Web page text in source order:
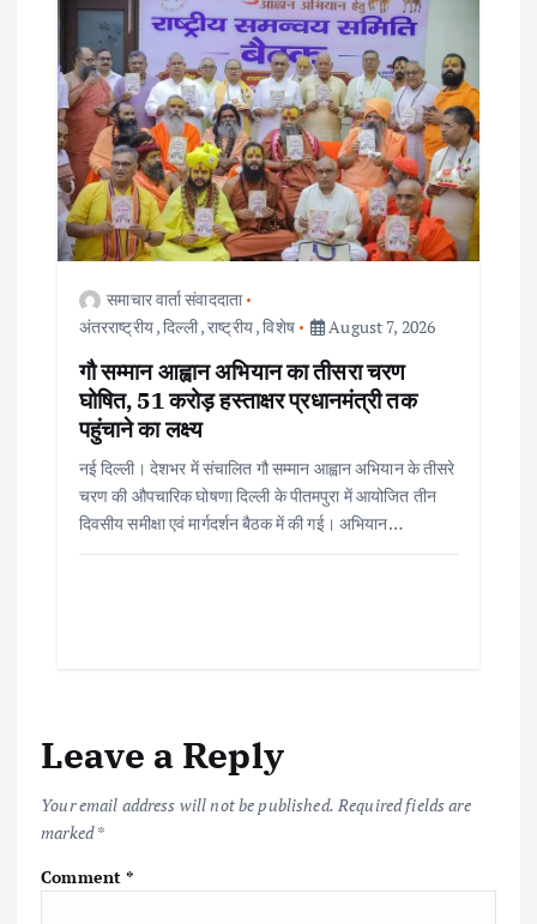
समाचार वार्ता संवाददाता
अंतरराष्ट्रीय,दिल्ली,राष्ट्रीय,विशेष August 7, 2026
गौ सम्मान आह्वान अभियान का तीसरा चरण
घोषित, 51 करोड़ हस्ताक्षर प्रधानमंत्री तक
पहुंचाने का लक्ष्य
नई दिल्ली। देशभर में संचालित गौ सम्मान आह्वान अभियान के तीसरे
चरण की औपचारिक घोषणा दिल्ली के पीतमपुरा में आयोजित तीन
दिवसीय समीक्षा एवं मार्गदर्शन बैठक में की गई। अभियान…
Leave a Reply
Your email address will not be published. Required fields are
marked*
Comment*